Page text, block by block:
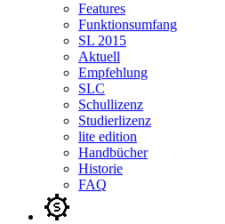
Features
Funktionsumfang
SL 2015
Aktuell
Empfehlung
SLC
Schullizenz
Studierlizenz
lite edition
Handbücher
Historie
FAQ